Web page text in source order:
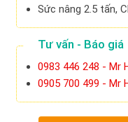
Sức nâng 2.5 tấn,
Tư vấn - Báo giá
0983 446 248 - Mr
0905 700 499 - Mr